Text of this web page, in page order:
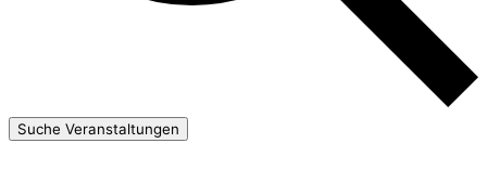
Suche Veranstaltungen